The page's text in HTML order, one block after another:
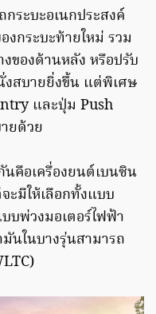
ระบะอเนกประสงค์
กระบะท้ายใหม่ รวม
ของด้านหลัง หรือปรับ
งสบายยิ่งขึ้น แต่พิเศษ
และปุ่ม Push
ยด้วย
คือเครื่องยนต์เบนซิน
ะมีให้เลือกทั้งแบบ
บพ่วงมอเตอร์ไฟฟ้า
นในบางรุ่นสามารถ